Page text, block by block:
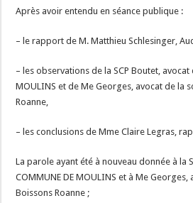
Après avoir entendu en séance publique :
– le rapport de M. Matthieu Schlesinger,
– les observations de la SCP Boutet, avocat
MOULINS et de Me Georges, avocat de la
Roanne,
– les conclusions de Mme Claire Legras,
La parole ayant été à nouveau donnée à la
COMMUNE DE MOULINS et à Me
Boissons Roanne ;